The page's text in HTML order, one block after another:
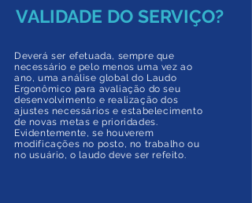
VALIDADE DO SERVIÇO?
Deverá ser efetuada, sempre que
necessário e pelo menos uma vez ao
ano, uma análise global do Laudo
Ergonômico para avaliação do seu
desenvolvimento e realização dos
ajustes necessários e estabelecimento
de novas metas e prioridades.
Evidentemente, se houverem
modificações no posto, no trabalho ou
no usuário, o laudo deve ser refeito.